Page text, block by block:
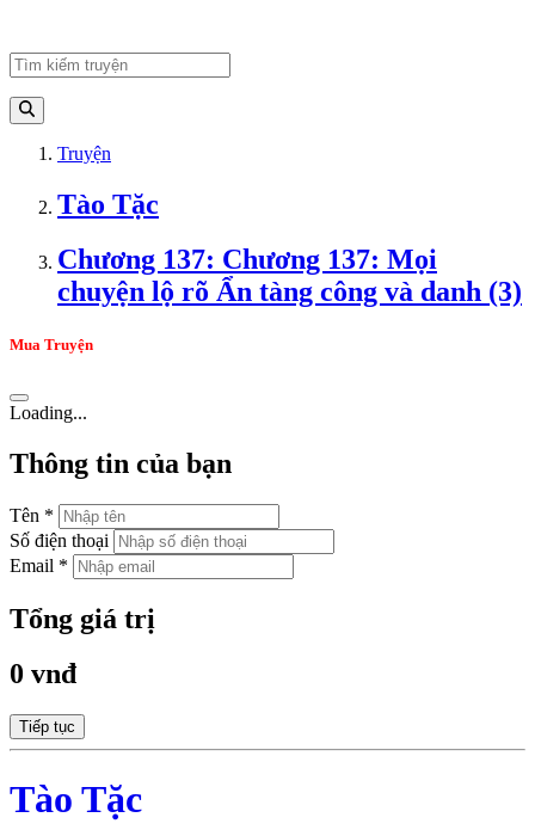
Truyện
Tào Tặc
Chương 137: Chương 137: Mọi
chuyện lộ rõ Ẩn tàng công và danh (3)
Mua Truyện
Loading...
Thông tin của bạn
Tên *
Số điện thoại
Email *
Tổng giá trị
0 vnđ
Tiếp tục
Tào Tặc